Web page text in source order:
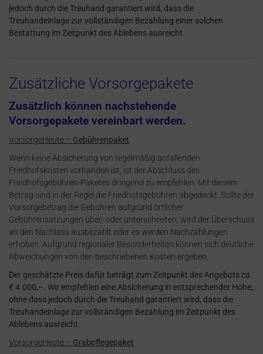
jedoch durch die Treuhand garantiert wird, dass die
Treuhandeinlage zur vollständigen Bezahlung einer solchen
Bestattung im Zeitpunkt des Ablebens ausreicht.
Zusätzliche Vorsorgepakete
Zusätzlich können nachstehende
Vorsorgepakete vereinbart werden.
VorsorgeHeute – Gebührenpaket
Wenn keine Absicherung von regelmäßig anfallenden
Friedhofskosten vorhanden ist, ist der Abschluss des
Friedhofsgebühren-Paketes dringend zu empfehlen. Mit diesem
Betrag sind in der Regel die Friedhofsgebühren abgedeckt. Sollte der
Vorsorgebetrag die Gebühren aufgrund örtlicher
Gebührensatzungen über- oder unterschreiten, wird der Überschuss
an den Nachlass ausbezahlt oder es werden Nachzahlungen
erhoben. Aufgrund regionaler Besonderheiten können sich deutliche
Abweichungen von den beschriebenen Kosten ergeben.
Der geschätzte Preis dafür beträgt zum Zeitpunkt des Angebots ca.
€ 4.000,–. Wir empfehlen eine Absicherung in entsprechender Höhe,
ohne dass jedoch durch die Treuhand garantiert wird, dass die
Treuhandeinlage zur vollständigen Bezahlung im Zeitpunkt des
Ablebens ausreicht.
VorsorgeHeute – Grabpflegepaket